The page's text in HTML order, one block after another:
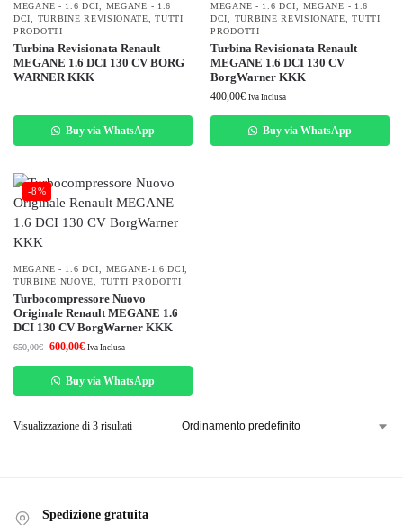
MEGANE - 1.6 DCI
MEGANE - 1.6
DCI
TURBINE REVISIONATE ,TUTTI
PRODOTTI
Turbina Revisionata Renault
MEGANE 1.6 DCI 130 CV BORG
WARNER KKK
Buy via WhatsApp
MEGANE - 1.6 DCI
MEGANE - 1.6
DCI
TURBINE REVISIONATE ,TUTTI
PRODOTTI
Turbina Revisionata Renault
MEGANE 1.6 DCI 130 CV
BorgWarner KKK
400,00€ Iva Inclusa
Buy via WhatsApp
-8%
MEGANE - 1.6 DCI MEGANE-1.6 DCI
TURBINE NUOVE
TUTTI PRODOTTI
Turbocompressore Nuovo
Originale Renault MEGANE 1.6
DCI 130 CV BorgWarner KKK
650,00€ 600,00€ Iva Inclusa
Buy via WhatsApp
Visualizzazione di 3 risultati
Spedizione gratuita